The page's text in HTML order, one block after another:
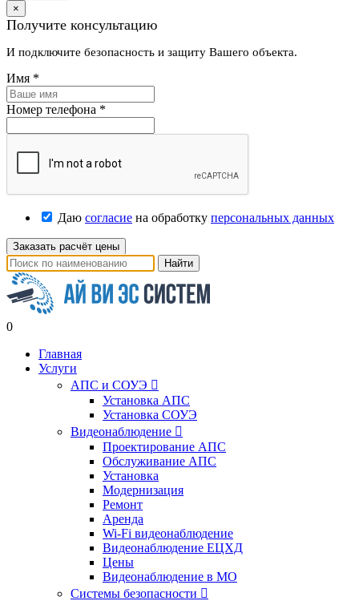
×
Получите консультацию
И подключите безопасность и защиту Вашего объекта.
Имя *
Номер телефона *
Даю согласие на обработку персональных данных
Заказать расчёт цены
Найти
0
Главная
Услуги
АПС и СОУЭ 
Установка АПС
Установка СОУЭ
Видеонаблюдение 
Проектирование АПС
Обслуживание АПС
Установка
Модернизация
Ремонт
Аренда
Wi-Fi видеонаблюдение
Видеонаблюдение ЕЦХД
Цены
Видеонаблюдение в МО
Системы безопасности 